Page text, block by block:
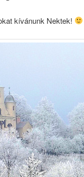
kívánunk Nektek!